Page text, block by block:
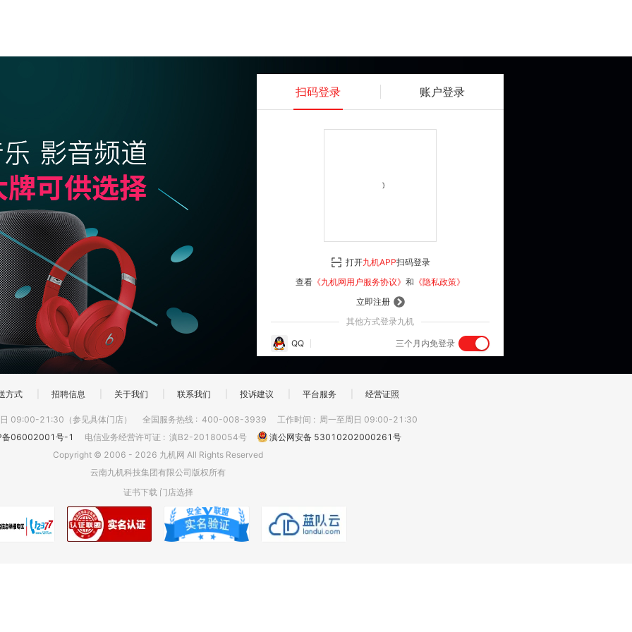
扫码登录 账户登录
登 录
立即注册
其他方式登录九机
QQ 三个月内免登录
打开九机APP扫码登录
查看 《九机网用户服务协议》 和 《隐私政策》
方式 招聘信息 关于我们 联系我们 投诉建议 平台服务 经营证照
09:00-21:30（参见具体门店） 全国服务热线 : 400-008-3939 工作时间 : 周一至周日 09:00-21:30
备06002001号-1
电信业务经营许可证 : 滇B2-20180054号
滇公网安备 53010202000261号
Copyright © 2006 - 2026 九机网 All Rights Reserved
云南九机科技集团有限公司版权所有
证书下载 门店选择